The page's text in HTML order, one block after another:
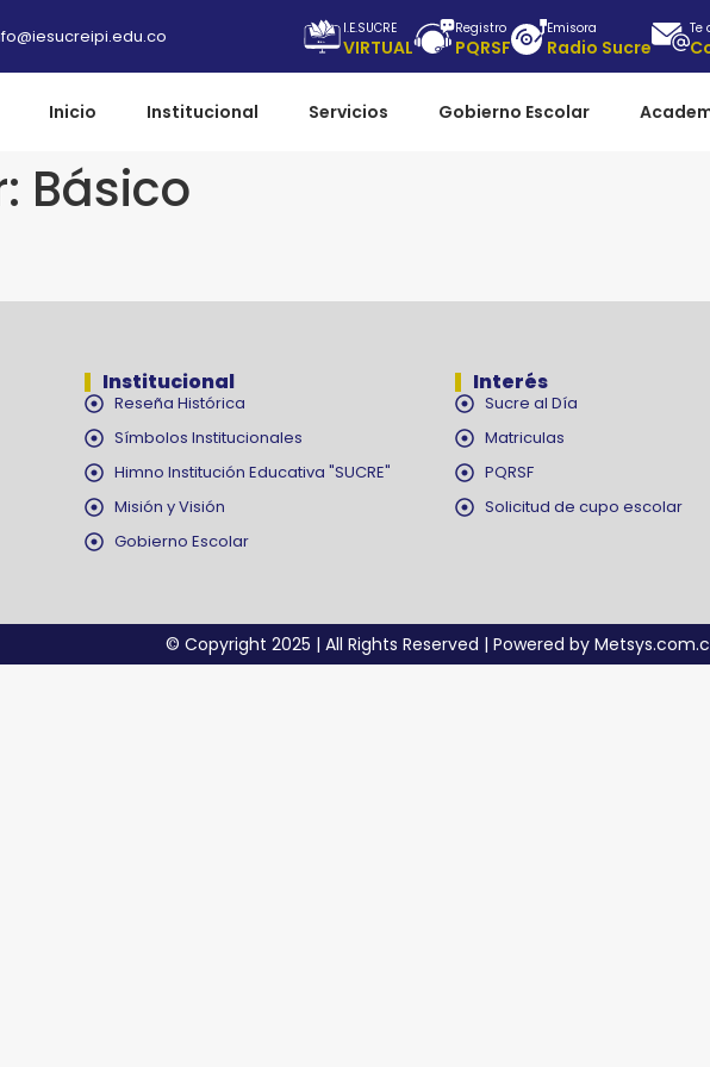
I.E.SUCRE
VIRTUAL
Registro
PQRSF
Emisora
Radio Sucre
Te
Inicio Institucional Servicios Gobierno Escolar
Básico
Institucional
Reseña Histórica
Símbolos Institucionales
Himno Institución Educativa "SUCRE"
Misión y Visión
Gobierno Escolar
Interés
Sucre al Día
Matriculas
PQRSF
Solicitud de cupo escolar
© Copyright 2025 | All Rights Reserved | Powered by